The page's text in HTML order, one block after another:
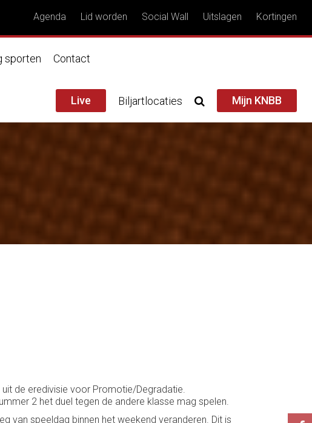
Agenda Lid worden Social Wall Uitslagen Kortingen
sporten Contact
Live Biljartlocaties Mijn KNBB
de eredivisie voor Promotie/Degradatie.
2 het duel tegen de andere klasse mag spelen.
van speeldag binnen het weekend veranderen. Dit is